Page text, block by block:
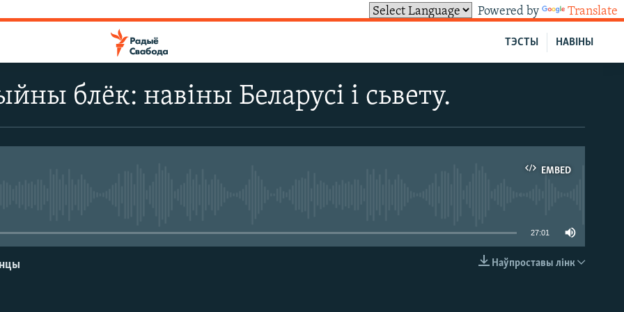
Powered by Translate
НАВІНЫ
ТЭСТЫ
блёк: навіны Беларусі і сьвету.
EMBED
27:01
Наўпроставы лінк